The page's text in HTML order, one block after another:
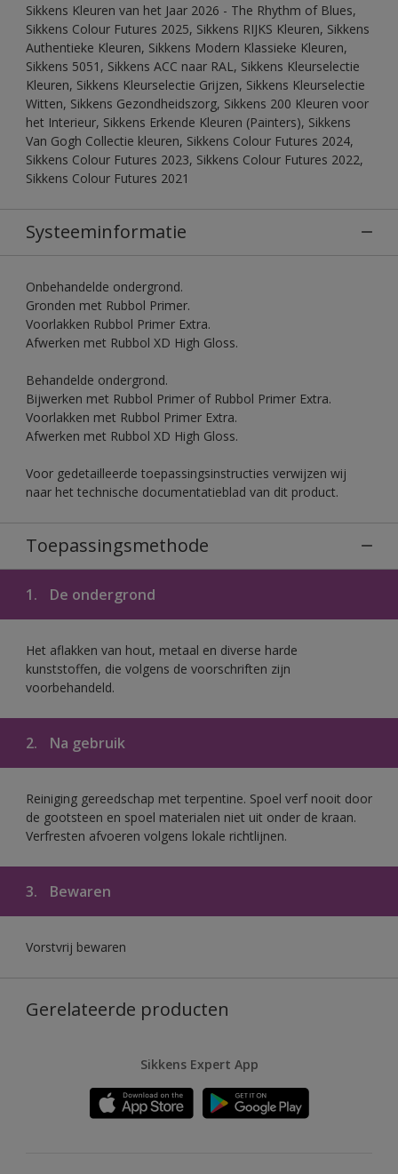
Sikkens Kleuren van het Jaar 2026 - The Rhythm of Blues,
Sikkens Colour Futures 2025, Sikkens RIJKS Kleuren, Sikkens
Authentieke Kleuren, Sikkens Modern Klassieke Kleuren,
Sikkens 5051, Sikkens ACC naar RAL, Sikkens Kleurselectie
Kleuren, Sikkens Kleurselectie Grijzen, Sikkens Kleurselectie
Witten, Sikkens Gezondheidszorg, Sikkens 200 Kleuren voor
het Interieur, Sikkens Erkende Kleuren (Painters), Sikkens
Van Gogh Collectie kleuren, Sikkens Colour Futures 2024,
Sikkens Colour Futures 2023, Sikkens Colour Futures 2022,
Sikkens Colour Futures 2021
Systeeminformatie
Onbehandelde ondergrond.
Gronden met Rubbol Primer.
Voorlakken Rubbol Primer Extra.
Afwerken met Rubbol XD High Gloss.
Behandelde ondergrond.
Bijwerken met Rubbol Primer of Rubbol Primer Extra.
Voorlakken met Rubbol Primer Extra.
Afwerken met Rubbol XD High Gloss.
Voor gedetailleerde toepassingsinstructies verwijzen wij
naar het technische documentatieblad van dit product.
Toepassingsmethode
1. De ondergrond
Het aflakken van hout, metaal en diverse harde
kunststoffen, die volgens de voorschriften zijn
voorbehandeld.
2. Na gebruik
Reiniging gereedschap met terpentine. Spoel verf nooit door
de gootsteen en spoel materialen niet uit onder de kraan.
Verfresten afvoeren volgens lokale richtlijnen.
3. Bewaren
Vorstvrij bewaren
Gerelateerde producten
Sikkens Expert App